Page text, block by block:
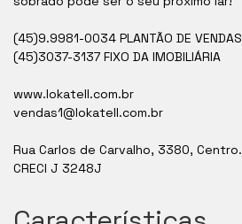
(45)9.9981-0034 PLANTÃO DE VENDAS
(45)3037-3137 FIXO DA IMOBILIÁRIA
www.lokatell.com.br
vendas1@lokatell.com.br
Rua Carlos de Carvalho, 3380, Centro.
CRECI J 3248J